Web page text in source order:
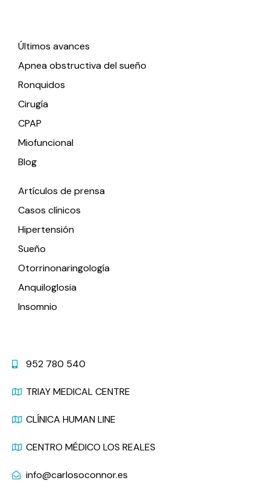
Últimos avances
Apnea obstructiva del sueño
Ronquidos
Cirugía
CPAP
Miofuncional
Blog
Artículos de prensa
Casos clínicos
Hipertensión
Sueño
Otorrinonaringología
Anquiloglosia
Insomnio
952 780 540
TRIAY MEDICAL CENTRE
CLÍNICA HUMAN LINE
CENTRO MÉDICO LOS REALES
info@carlosoconnor.es